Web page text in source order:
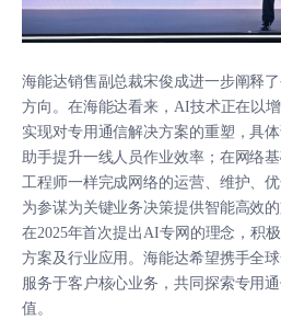
海能达销售副总裁宋俊成进一步阐释
方向。在海能达看来，AI技术正在以
实现对专用通信解决方案的重塑，具
助手提升一线人员作业效率；在网络
工程师一样完成网络的运营、维护、
为参谋为关键业务决策提供智能高效
在2025年首次提出AI专网的理念，积
方案及行业应用。海能达希望携手全
服务于客户核心业务，共同探索专用
值。